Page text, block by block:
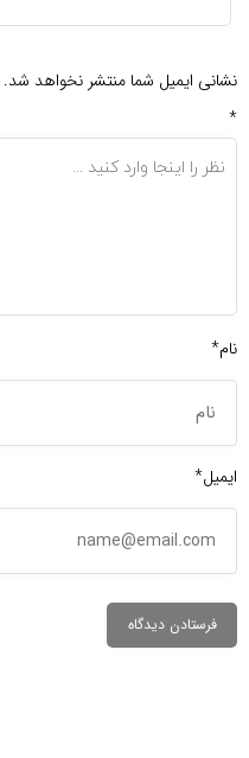
نشانی ایمیل شما منتشر نخواهد شد.
*
نام*
ایمیل*